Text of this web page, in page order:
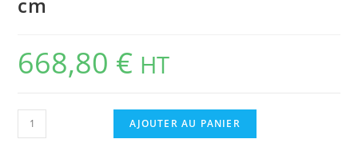
668,80 € HT
quantité
de
AJOUTER AU PANIER